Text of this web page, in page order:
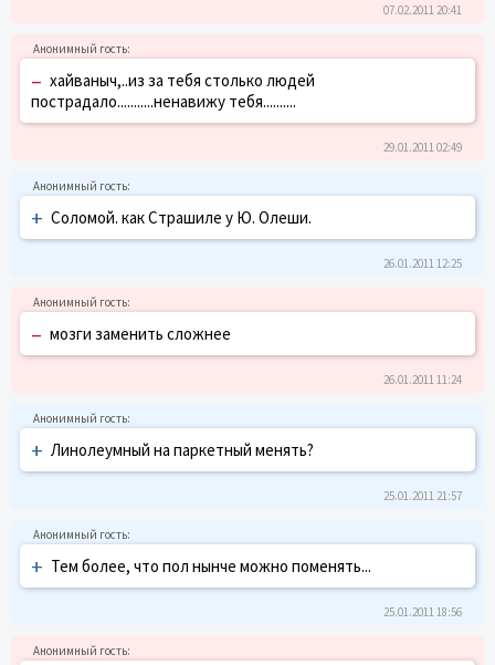
07.02.2011 20:41
– хайваныч,..из за тебя столько людей
пострадало...........ненавижу тебя..........
29.01.2011 02:49
+ Соломой. как Страшиле у Ю. Олеши.
26.01.2011 12:25
– мозги заменить сложнее
26.01.2011 11:24
+ Линолеумный на паркетный менять?
25.01.2011 21:57
+ Тем более, что пол нынче можно поменять...
25.01.2011 18:56